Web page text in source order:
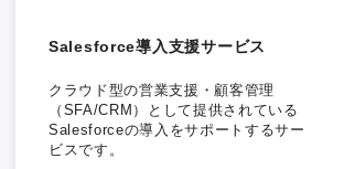
Salesforce導入支援サービス
クラウド型の営業支援・顧客管理
（SFA/CRM）として提供されている
Salesforceの導入をサポートするサー
ビスです。